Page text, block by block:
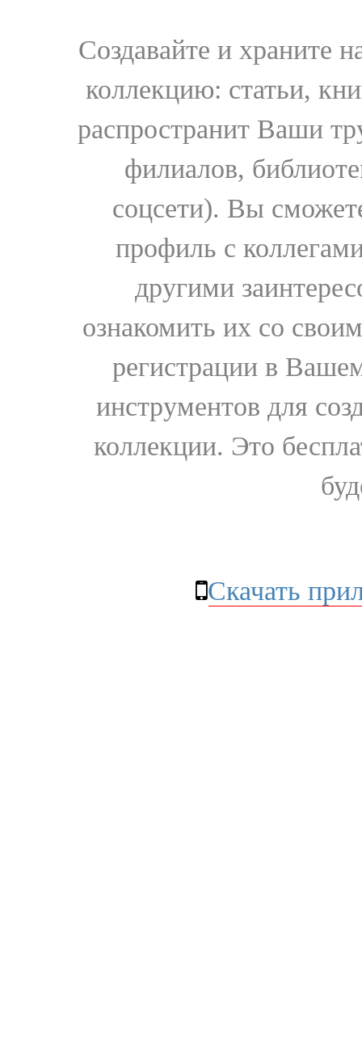
Создавайте и храните
коллекцию: статьи,
распространит Ваши
филиалов,
соцсети). Вы
профиль с
другими
ознакомить их со
регистрации в
инструментов для
коллекции. Это
Скачать